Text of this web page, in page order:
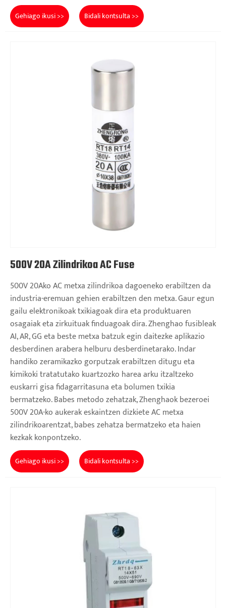
Gehiago ikusi >> Bidali kontsulta >>
500V 20A Zilindrikoa AC Fuse
500V 20Ako AC metxa zilindrikoa dagoeneko erabiltzen da
industria-eremuan gehien erabiltzen den metxa. Gaur egun
gailu elektronikoak txikiagoak dira eta produktuaren
osagaiak eta zirkuituak finduagoak dira. Zhenghao fusibleak
AI, AR, GG eta beste metxa batzuk egin daitezke aplikazio
desberdinen arabera helburu desberdinetarako. Indar
handiko zeramikazko gorputzak erabiltzen ditugu eta
kimikoki tratatutako kuartzozko harea arku itzaltzeko
euskarri gisa fidagarritasuna eta bolumen txikia
bermatzeko. Babes metodo zehatzak, Zhenghaok bezeroei
500V 20A-ko aukerak eskaintzen dizkiete AC metxa
zilindrikoarentzat, babes zehatza bermatzeko eta haien
kezkak konpontzeko.
Gehiago ikusi >> Bidali kontsulta >>